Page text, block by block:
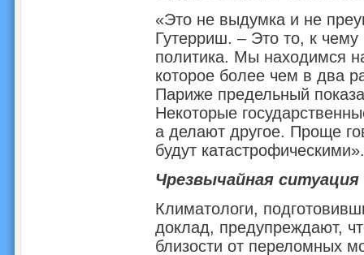
«Это не выдумка и не
Гутерриш. – Это то, к чему
политика. Мы находимся
которое более чем в два
Париже предельный
Некоторые
а делают другое. Проще
будут катастрофическими».
Чрезвычайная
Климатологи,
доклад, предупреждают,
близости от переломных